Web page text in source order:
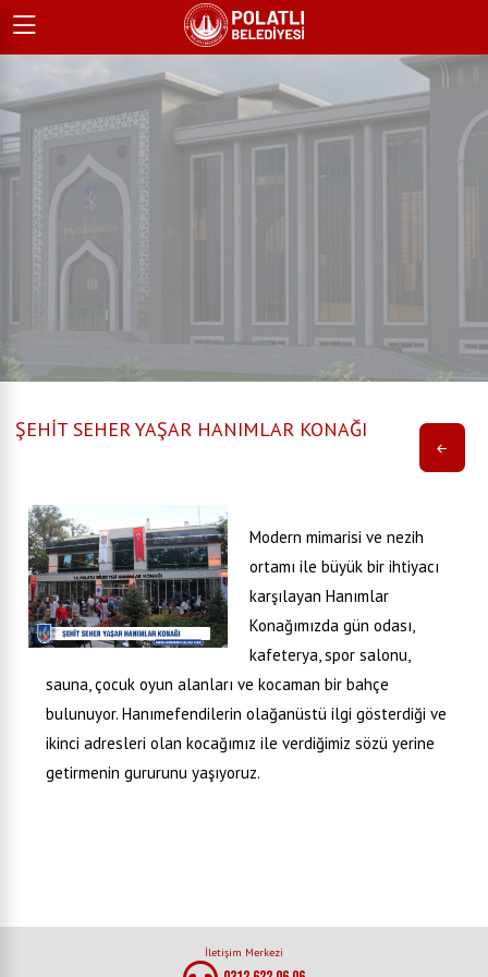
ŞEHİT SEHER YAŞAR HANIMLAR KONAĞI
Modern mimarisi ve nezih
ortamı ile büyük bir ihtiyacı
karşılayan Hanımlar
Konağımızda gün odası,
kafeterya, spor salonu,
sauna, çocuk oyun alanları ve kocaman bir bahçe
bulunuyor. Hanımefendilerin olağanüstü ilgi gösterdiği ve
ikinci adresleri olan kocağımız ile verdiğimiz sözü yerine
getirmenin gururunu yaşıyoruz.
İletişim Merkezi